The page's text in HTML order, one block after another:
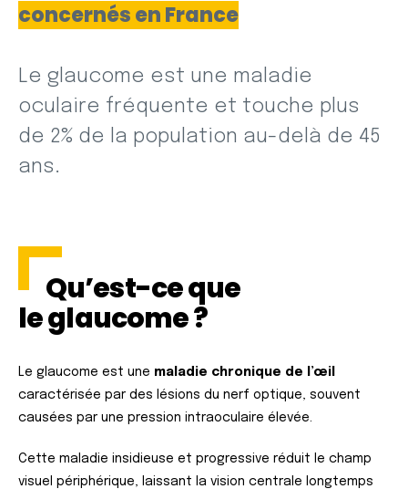
concernés en France
Le glaucome est une maladie
oculaire fréquente et touche plus
de 2% de la population au-delà de 45
ans.
Qu’est-ce que
le glaucome ?
Le glaucome est une maladie chronique de l’œil
caractérisée par des lésions du nerf optique, souvent
causées par une pression intraoculaire élevée.
Cette maladie insidieuse et progressive réduit le champ
visuel périphérique, laissant la vision centrale longtemps